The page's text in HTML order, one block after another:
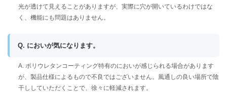
光が透けて見えることがありますが、実際に穴が開いているわけではな
く、機能にも問題はありません。
Q. においが気になります。
A. ポリウレタンコーティング特有のにおいが感じられる場合があります
が、製品仕様によるもので不良ではございません。風通しの良い場所で陰
干ししていただくことで、徐々に軽減されます。